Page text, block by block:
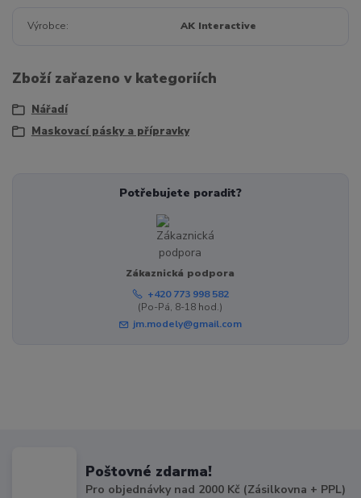
Výrobce AK Interactive
Zboží zařazeno v kategoriích
Nářadí
Maskovací pásky a přípravky
Potřebujete poradit?
Zákaznická podpora
+420 773 998 582
(Po-Pá, 8-18 hod.)
jm.modely@gmail.com
Poštovné zdarma!
Pro objednávky nad 2000 Kč (Zásilkovna + PPL)